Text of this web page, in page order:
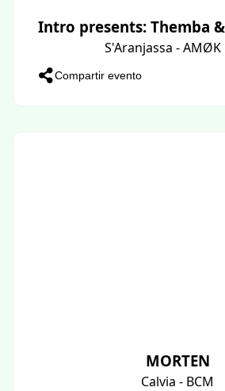
Intro presents: Themba
S'Aranjassa - AMØK
Compartir evento
MORTEN
Calvia - BCM